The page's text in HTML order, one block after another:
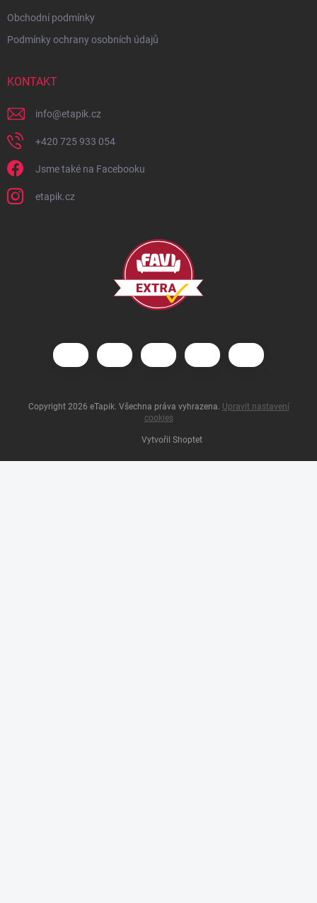
Obchodní podmínky
Podmínky ochrany osobních údajů
KONTAKT
info@etapik.cz
+420 725 933 054
Jsme také na Facebooku
etapik.cz
Vytvořil Shoptet
Copyright 2026 eTapik. Všechna práva vyhrazena. Upravit nastavení
cookies